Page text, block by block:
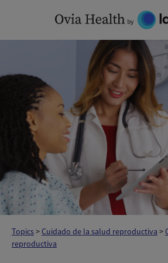
content
Topics>Cuidado de la salud reproductiva >
reproductiva